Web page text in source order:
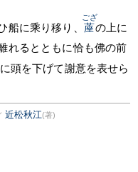
船に乘り移り、 蓙
ござ
の上に
れるとともに恰も佛の前
頭を下げて謝意を表せら
近松秋江(著)